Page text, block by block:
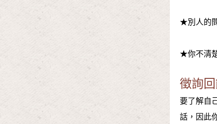
★別人的
★你不清
徵詢
要了解自
話，因此